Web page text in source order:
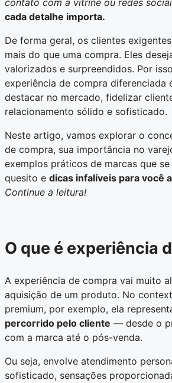
contato com a vitrine ou redes
cada detalhe importa.
De forma geral, os clientes
mais do que uma compra. Eles
valorizados e surpreendidos. Por
experiência de compra diferenciada
destacar no mercado, fidelizar
relacionamento sólido e sofisticado.
Neste artigo, vamos explorar o
de compra, sua importância no
exemplos práticos de marcas que
quesito e dicas infalíveis para você
Continue a leitura!
O que é experiência
A experiência de compra vai muito
aquisição de um produto. No
premium, por exemplo, ela
percorrido pelo cliente — desde o
com a marca até o pós-venda.
Ou seja, envolve atendimento
sofisticado, sensações